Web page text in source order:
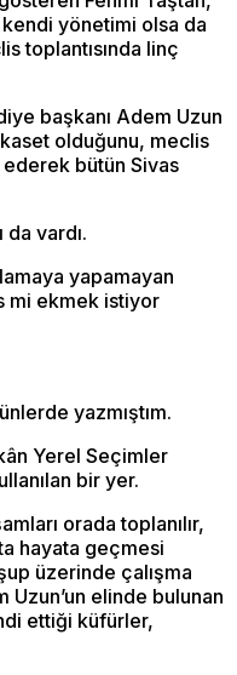
yönetimi olsa da
toplantısında linç
başkanı Adem Uzun
olduğunu, meclis
ederek bütün Sivas
vardı.
yapamayan
mi ekmek istiyor
yazmıştım.
Yerel Seçimler
bir yer.
orada toplanılır,
hayata geçmesi
üzerinde çalışma
elinde bulunan
ettiği küfürler,